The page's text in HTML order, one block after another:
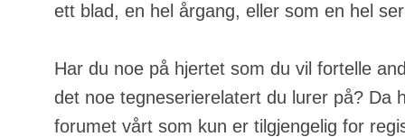
ett blad, en hel årgang, eller som en hel
Har du noe på hjertet som du vil fortelle
det noe tegneserierelatert du lurer på? Da
forumet vårt som kun er tilgjengelig for